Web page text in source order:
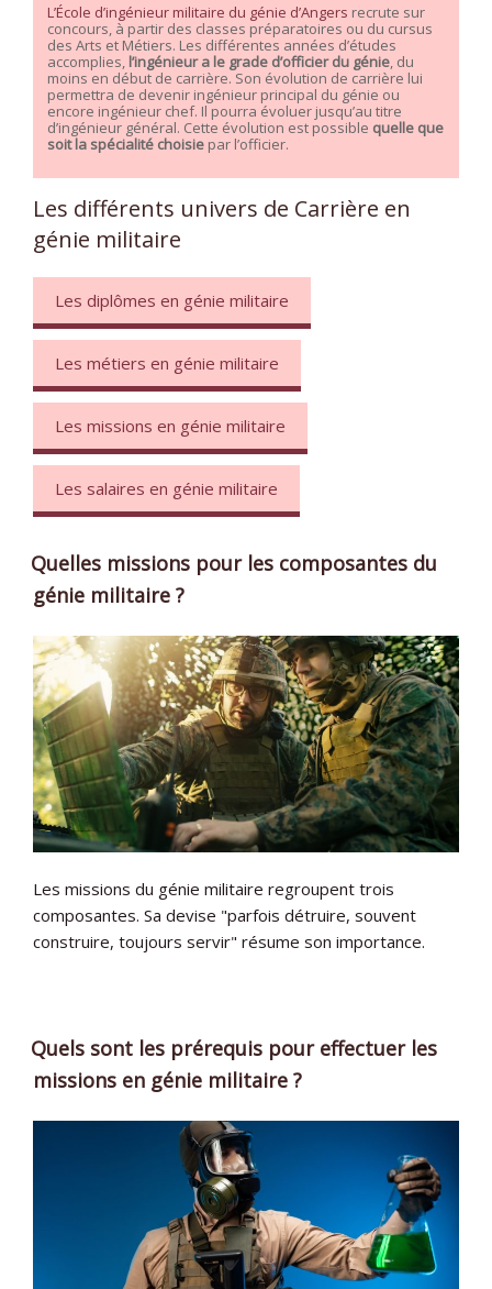
L’École d’ingénieur militaire du génie d’Angers recrute sur
concours, à partir des classes préparatoires ou du cursus
des Arts et Métiers. Les différentes années d’études
accomplies, l’ingénieur a le grade d’officier du génie, du
moins en début de carrière. Son évolution de carrière lui
permettra de devenir ingénieur principal du génie ou
encore ingénieur chef. Il pourra évoluer jusqu’au titre
d’ingénieur général. Cette évolution est possible quelle que
soit la spécialité choisie par l’officier.
Les différents univers de Carrière en
génie militaire
Les diplômes en génie militaire
Les métiers en génie militaire
Les missions en génie militaire
Les salaires en génie militaire
Quelles missions pour les composantes du
génie militaire ?
Les missions du génie militaire regroupent trois
composantes. Sa devise "parfois détruire, souvent
construire, toujours servir" résume son importance.
Quels sont les prérequis pour effectuer les
missions en génie militaire ?